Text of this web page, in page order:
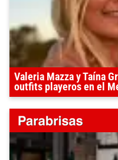
Valeria Mazza y Taína
outfits playeros en el